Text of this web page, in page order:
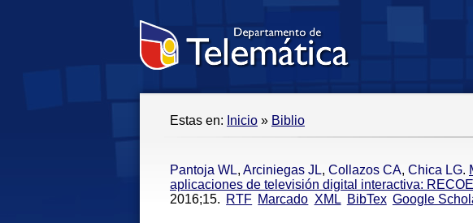
Estas en: Inicio » Biblio
Pantoja WL, Arciniegas JL, Collazos CA, Chica LG.
aplicaciones de televisión digital interactiva:
2016;15. RTF Marcado XML BibTex Google